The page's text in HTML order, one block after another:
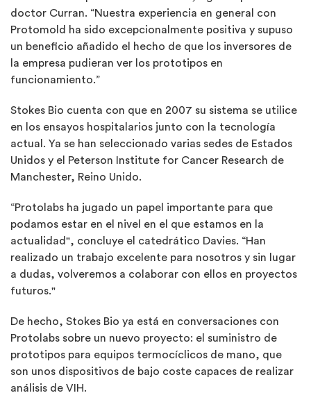
doctor Curran. “Nuestra experiencia en general con
Protomold ha sido excepcionalmente positiva y supuso
un beneficio añadido el hecho de que los inversores de
la empresa pudieran ver los prototipos en
funcionamiento.”
Stokes Bio cuenta con que en 2007 su sistema se utilice
en los ensayos hospitalarios junto con la tecnología
actual. Ya se han seleccionado varias sedes de Estados
Unidos y el Peterson Institute for Cancer Research de
Manchester, Reino Unido.
“Protolabs ha jugado un papel importante para que
podamos estar en el nivel en el que estamos en la
actualidad", concluye el catedrático Davies. “Han
realizado un trabajo excelente para nosotros y sin lugar
a dudas, volveremos a colaborar con ellos en proyectos
futuros."
De hecho, Stokes Bio ya está en conversaciones con
Protolabs sobre un nuevo proyecto: el suministro de
prototipos para equipos termocíclicos de mano, que
son unos dispositivos de bajo coste capaces de realizar
análisis de VIH.